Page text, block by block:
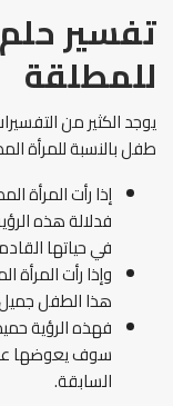
تفسير
للمطلقة
يوجد الكثير من
طفل بالنسبة للمرأة
إذا رأت
فدلالة هذه
في حياتها
وإذا رأت
هذا الطفل
فهذه الرؤية
سوف يعوضها عن
السابقة.